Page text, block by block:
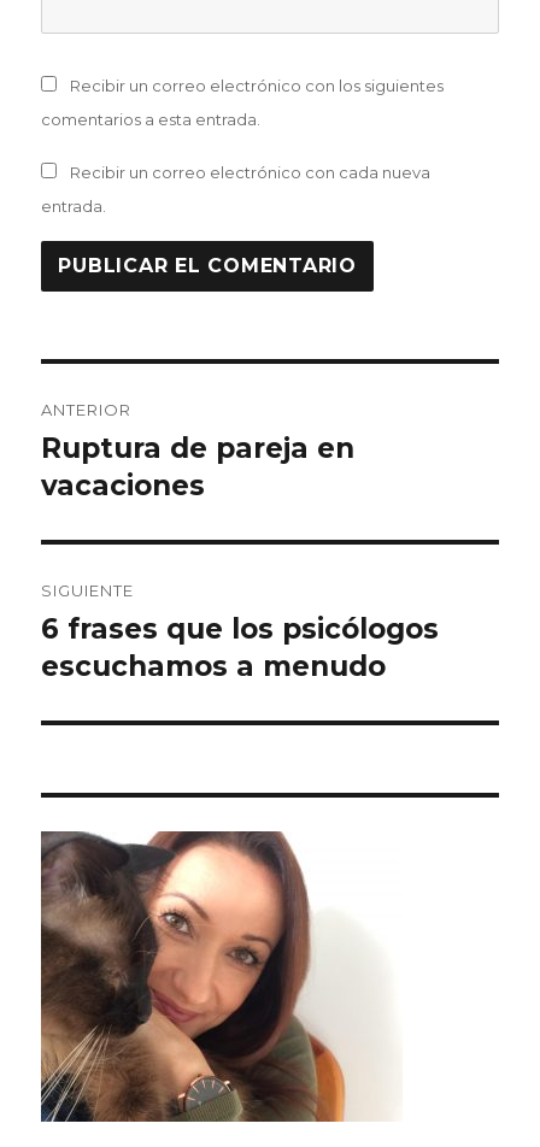
Recibir un correo electrónico con los siguientes
comentarios a esta entrada.
Recibir un correo electrónico con cada nueva
entrada.
de
entradas
ANTERIOR
Entrada
anterior:
Ruptura de pareja en
vacaciones
SIGUIENTE
Entrada
siguiente:
6 frases que los psicólogos
escuchamos a menudo